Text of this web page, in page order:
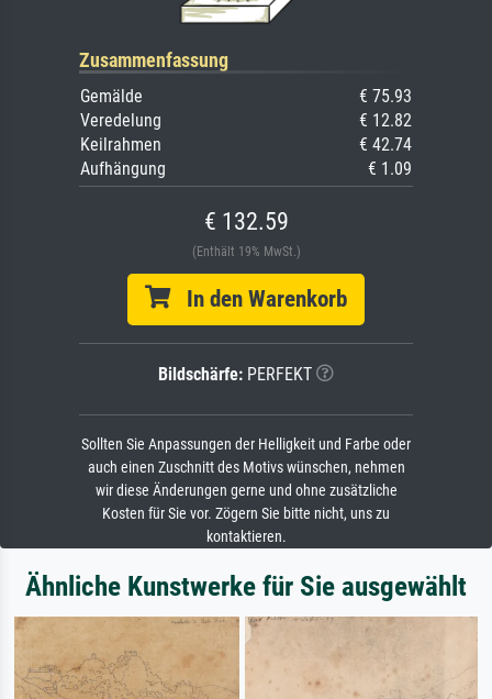
Zusammenfassung
Gemälde
€ 75.93
Veredelung
€ 12.82
Keilrahmen
€ 42.74
Aufhängung
€ 1.09
€ 132.59
(Enthält 19% MwSt.)
In den Warenkorb
Bildschärfe: PERFEKT
Sollten Sie Anpassungen der Helligkeit und Farbe oder
auch einen Zuschnitt des Motivs wünschen, nehmen
wir diese Änderungen gerne und ohne zusätzliche
Kosten für Sie vor. Zögern Sie bitte nicht, uns zu
kontaktieren.
Ähnliche Kunstwerke für Sie ausgewählt